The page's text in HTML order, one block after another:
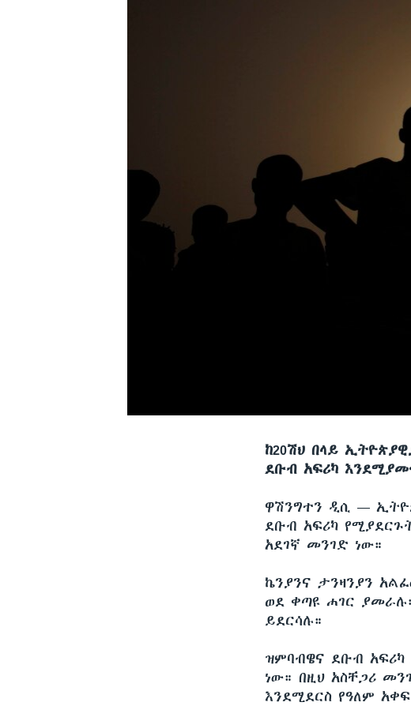
ከ20ሽህ በላይ
ደቡብ አፍሪካ
ዋሽንግተን ዲሲ —
ደቡብ አፍሪካ
አደገኛ መንገድ ነው።
ኬንያንና ታንዛንያን
ወደ ቀጣዩ ሐገር
ይደርሳሉ።
ዝምባብዌና ደቡብ
ነው። በዚህ አስቸጋሪ
እንደሚደርስ የዓለም